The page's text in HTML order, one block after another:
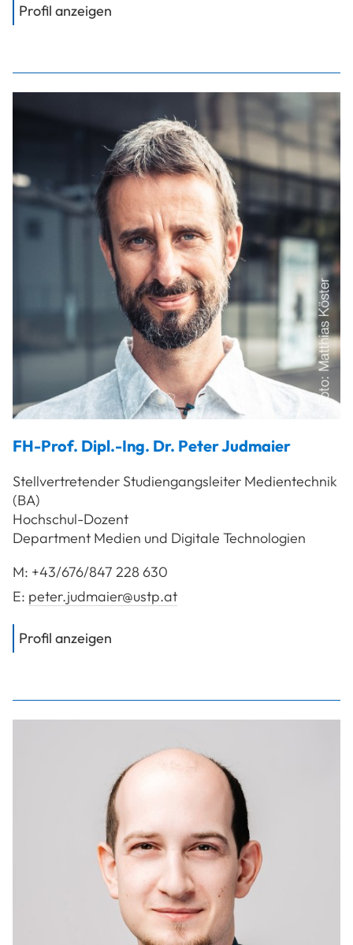
Profil anzeigen
FH-Prof. Dipl.-Ing. Dr. PeterJudmaier
Stellvertretender Studiengangsleiter Medientechnik
(BA)
Hochschul-Dozent
Department Medien und Digitale Technologien
M: +43/676/847 228 630
E: peter.judmaier@ustp.at
Profil anzeigen